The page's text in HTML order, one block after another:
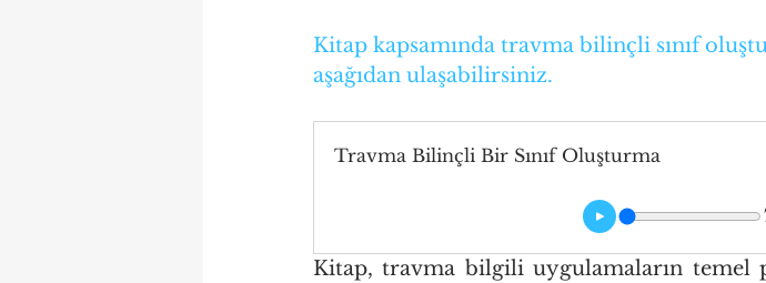
Kitap kapsamında travma bilinçli sınıf
aşağıdan ulaşabilirsiniz.
Travma Bilinçli Bir Sınıf Oluşturma
Kitap, travma bilgili uygulamaların temel